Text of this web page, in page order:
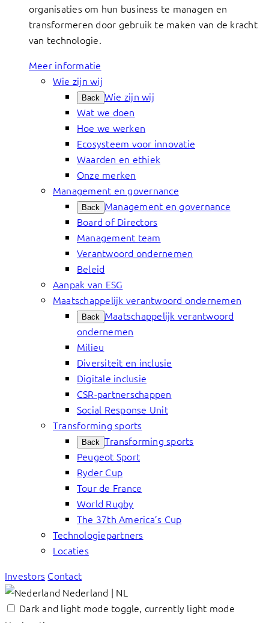
organisaties om hun business te managen en
transformeren door gebruik te maken van de kracht
van technologie.
Meer informatie
Wie zijn wij
Back Wie zijn wij
Wat we doen
Hoe we werken
Ecosysteem voor innovatie
Waarden en ethiek
Onze merken
Management en governance
Back Management en governance
Board of Directors
Management team
Verantwoord ondernemen
Beleid
Aanpak van ESG
Maatschappelijk verantwoord ondernemen
Back Maatschappelijk verantwoord
ondernemen
Milieu
Diversiteit en inclusie
Digitale inclusie
CSR-partnerschappen
Social Response Unit
Transforming sports
Back Transforming sports
Peugeot Sport
Ryder Cup
Tour de France
World Rugby
The 37th America’s Cup
Technologiepartners
Locaties
Investors Contact
Nederland | NL
Dark and light mode toggle, currently light mode